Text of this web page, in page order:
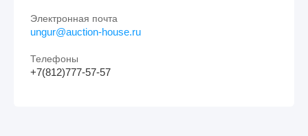
Электронная почта
ungur@auction-house.ru
Телефоны
+7(812)777-57-57